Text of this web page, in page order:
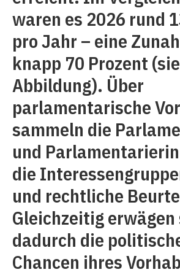
waren es 2026 rund
pro Jahr – eine
knapp 70 Prozent
Abbildung). Über
parlamentarische
sammeln die
und
die
und rechtliche
Gleichzeitig erwägen
dadurch die
Chancen ihres